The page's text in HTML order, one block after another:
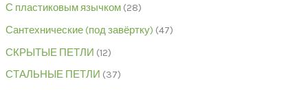
С пластиковым язычком 28
Сантехнические (под завёртку) 47
СКРЫТЫЕ ПЕТЛИ 12
СТАЛЬНЫЕ ПЕТЛИ 37